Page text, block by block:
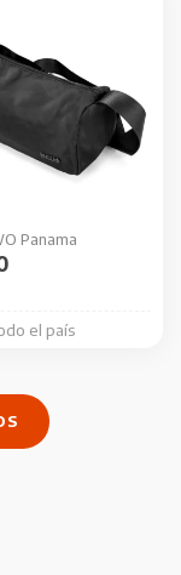
Panama
el país